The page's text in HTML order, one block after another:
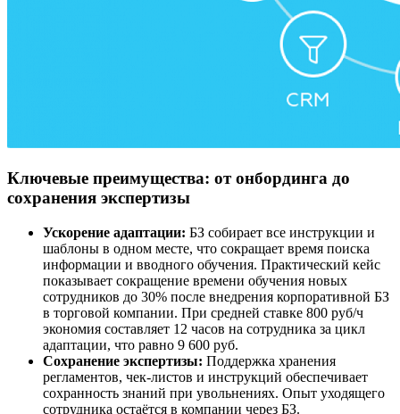
Ключевые преимущества: от онбординга до
сохранения экспертизы
Ускорение адаптации: БЗ собирает все инструкции и
шаблоны в одном месте, что сокращает время поиска
информации и вводного обучения. Практический кейс
показывает сокращение времени обучения новых
сотрудников до 30% после внедрения корпоративной БЗ
в торговой компании. При средней ставке 800 руб/ч
экономия составляет 12 часов на сотрудника за цикл
адаптации, что равно 9 600 руб.
Сохранение экспертизы: Поддержка хранения
регламентов, чек-листов и инструкций обеспечивает
сохранность знаний при увольнениях. Опыт уходящего
сотрудника остаётся в компании через БЗ.